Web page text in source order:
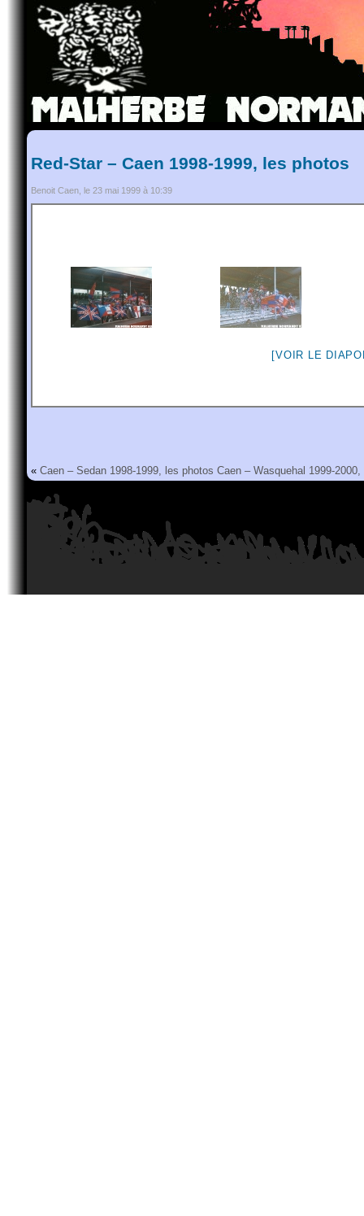
Red-Star – Caen 1998-1999, les photos
Benoit Caen, le 23 mai 1999 à 10:39
[VOIR LE
« Caen – Sedan 1998-1999, les photos Caen – Wasquehal 1999-